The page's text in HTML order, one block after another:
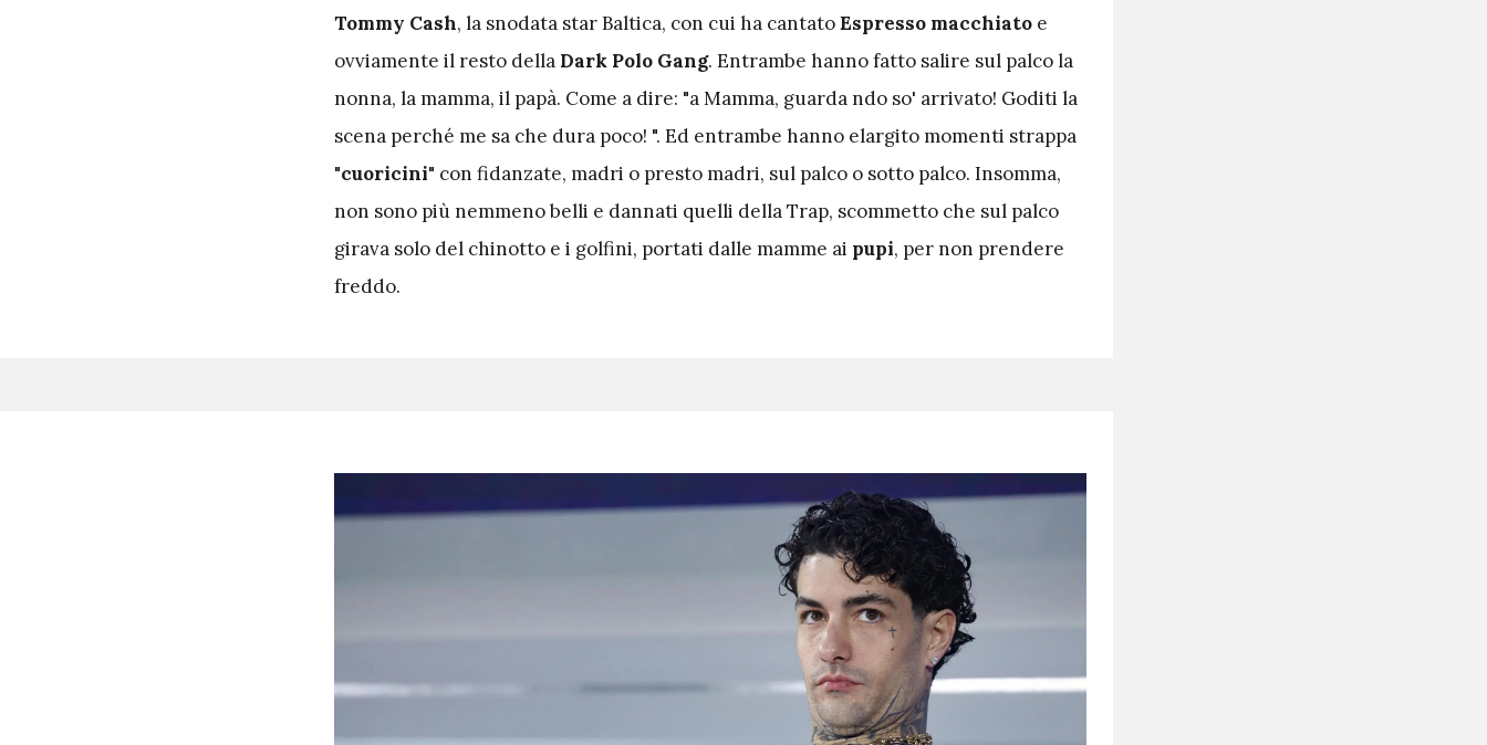
Tommy Cash, la snodata star Baltica, con cui ha cantatoEspresso macchiato e
ovviamente il resto della Dark Polo Gang. Entrambe hanno fatto salire sul palco la
nonna, la mamma, il papà. Come a dire: "a Mamma, guarda ndo so' arrivato! Goditi la
scena perché me sa che dura poco! ". Ed entrambe hanno elargito momenti strappa
"cuoricini" con fidanzate, madri o presto madri, sul palco o sotto palco. Insomma,
non sono più nemmeno belli e dannati quelli della Trap, scommetto che sul palco
girava solo del chinotto e i golfini, portati dalle mamme ai pupi, per non prendere
freddo.